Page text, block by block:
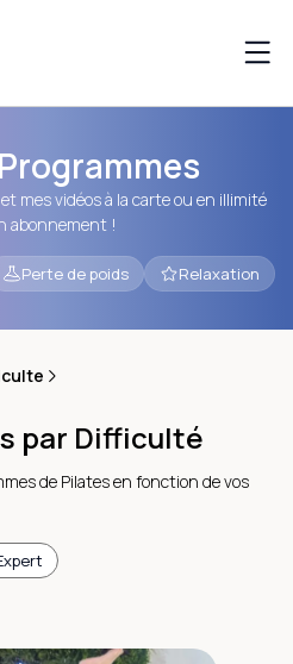
mes vidéos à la carte ou en illimité
abonnement !
Perte de poids Relaxation
par Difficulté
de Pilates en fonction de vos